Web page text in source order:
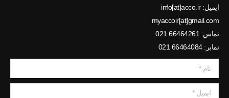
ایمیل: info[at]acco.ir
myaccoir[at]gmail.com
تماس: 66464261 021
نمابر: 66464084 021
نام *
ایمیل *